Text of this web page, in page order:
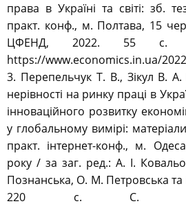
права в Україні та світі: зб.
практ. конф., м. Полтава, 15
ЦФЕНД, 2022. 55 с.
https://www.economics.in.ua/
3. Перепельчук Т. В., Зікул В.
нерівності на ринку праці в
інноваційного розвитку
у глобальному вимірі:
практ. інтернет-конф., м.
року / за заг. ред.: А. І.
Познанська, О. М. Петровська
220 с. С. 149-